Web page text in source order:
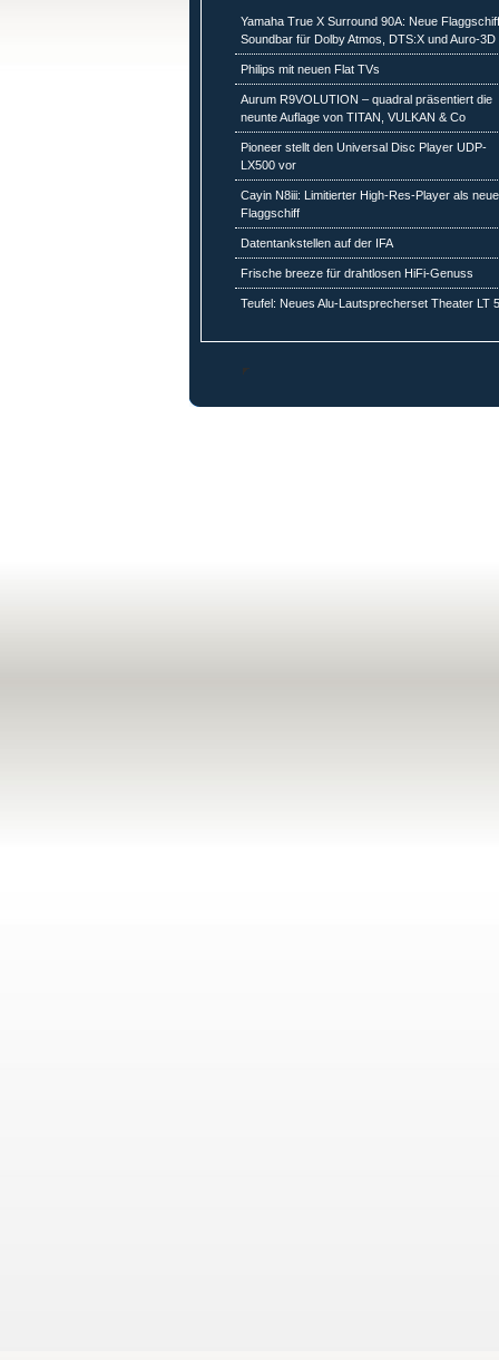
Yamaha True X Surround 90A: Neue
Soundbar für Dolby Atmos, DTS:X und Auro-3D
Philips mit neuen Flat TVs
Aurum R9VOLUTION – quadral präsentiert die
neunte Auflage von TITAN, VULKAN & Co
Pioneer stellt den Universal Disc Player UDP-
LX500 vor
Cayin N8iii: Limitierter High-Res-Player als
Flaggschiff
Datentankstellen auf der IFA
Frische breeze für drahtlosen HiFi-Genuss
Teufel: Neues Alu-Lautsprecherset Theater LT